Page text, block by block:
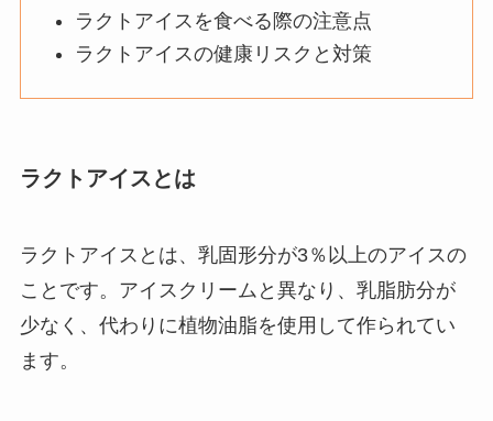
ラクトアイスを食べる際の注意点
ラクトアイスの健康リスクと対策
ラクトアイスとは
ラクトアイスとは、乳固形分が3％以上のアイスの
ことです。アイスクリームと異なり、乳脂肪分が
少なく、代わりに植物油脂を使用して作られてい
ます。